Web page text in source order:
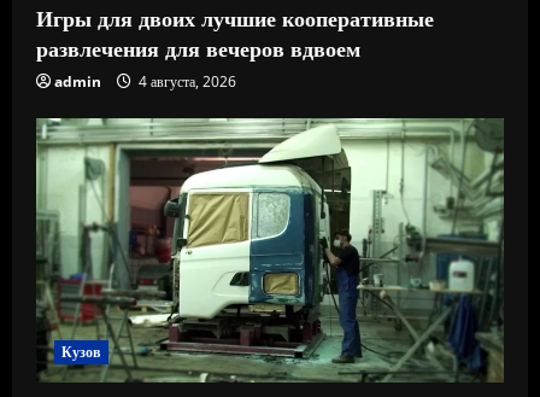
Игры для двоих лучшие кооперативные
развлечения для вечеров вдвоем
admin 4 августа, 2026
Кузов